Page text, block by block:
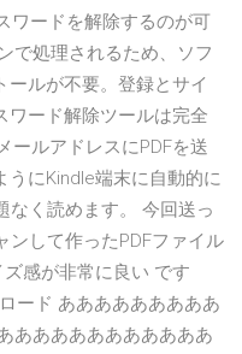
ワードを解除するのが可
で処理されるため、ソフ
ールが不要。登録とサイ
ワード解除ツールは完全
ールアドレスにPDFを送
うにKindle端末に自動的に
なく読めます。 今回送っ
ンして作ったPDFファイル
感が非常に良い です
ード あああああああああ
あああああああああああ